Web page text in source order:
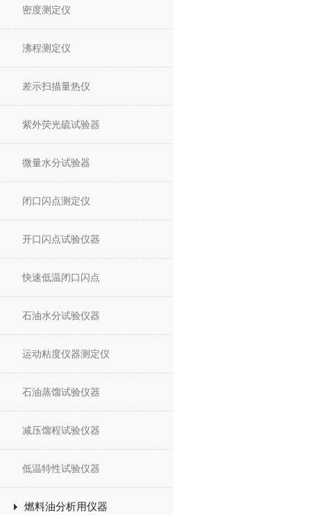
密度测定仪
沸程测定仪
差示扫描量热仪
紫外荧光硫试验器
微量水分试验器
闭口闪点测定仪
开口闪点试验仪器
快速低温闭口闪点
石油水分试验仪器
运动粘度仪器测定仪
石油蒸馏试验仪器
减压馏程试验仪器
低温特性试验仪器
燃料油分析用仪器